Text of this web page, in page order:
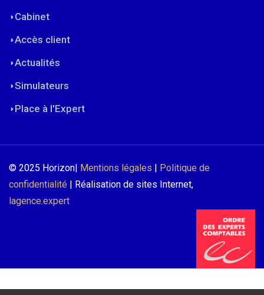
Cabinet
Accès client
Actualités
Simulateurs
Place à l'Expert
© 2025 Horizon| Mentions légales
Politique de
confidentialité | Réalisation de sites Internet,
lagence.expert